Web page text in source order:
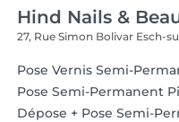
Hind Nails &
27, Rue Simon Bolivar Esch-
Pose Vernis Semi-
Pose Semi-Permanent
Dépose + Pose Semi-